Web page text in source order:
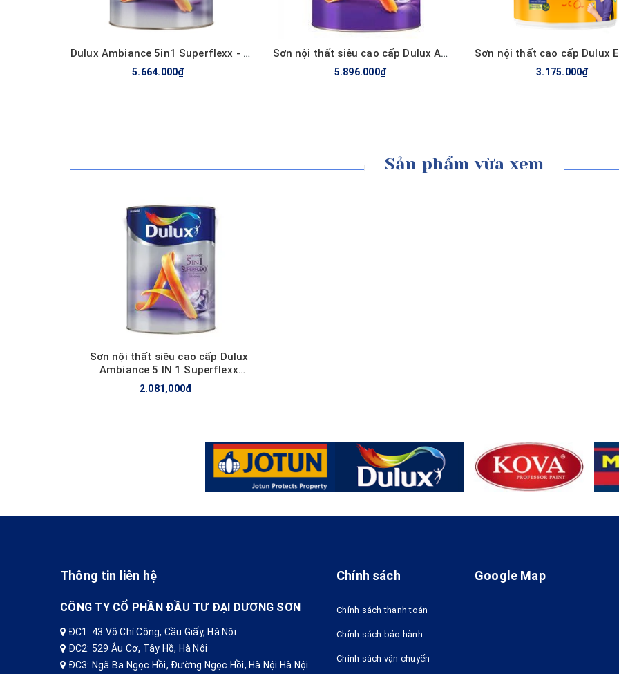
Dulux Ambiance 5in1 Superflexx - Bóng Mờ
5.664.000₫
Sơn nội thất siêu cao cấp Dulux Ambiance 5 IN 1 Diamond Glow Siêu Bóng - 66AB
5.896.000₫ 3.175.000₫
Sản phẩm vừa xem
Sơn nội thất siêu cao cấp Dulux
Ambiance 5 IN 1 Superflexx
Diamond Glow Siêu Bóng - Z611B
2.081,000đ
Thông tin liên hệ
CÔNG TY CỔ PHẦN ĐẦU TƯ ĐẠI DƯƠNG SƠN
ĐC1: 43 Võ Chí Công, Cầu Giấy, Hà Nội
ĐC2: 529 Âu Cơ, Tây Hồ, Hà Nội
ĐC3: Ngã Ba Ngọc Hồi, Đường Ngọc Hồi, Hà Nội Hà Nội
Chính sách
Chính sách thanh toán
Chính sách bảo hành
Chính sách vận chuyển
Google Map